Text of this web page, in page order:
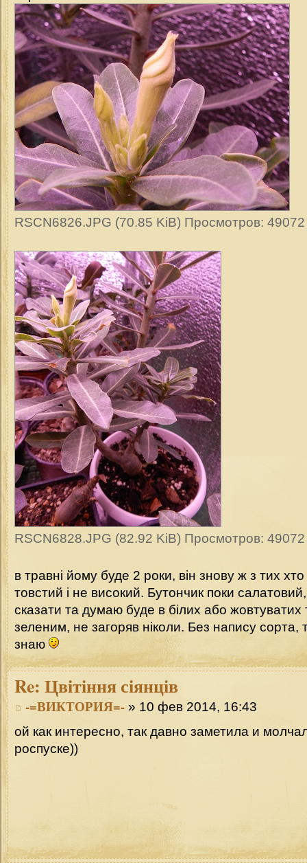
RSCN6826.JPG (70.85 KiB) Просмотров: 49072
RSCN6828.JPG (82.92 KiB) Просмотров: 49072
в травні йому буде 2 роки, він знову ж з тих
товстий і не високий. Бутончик поки
сказати та думаю буде в білих або
зеленим, не загоряв ніколи. Без напису сорта,
знаю
Re: Цвітіння сіянців
-=ВИКТОРИЯ=- » 10 фев 2014, 16:43
ой как интересно, так давно заметила и
роспуске))